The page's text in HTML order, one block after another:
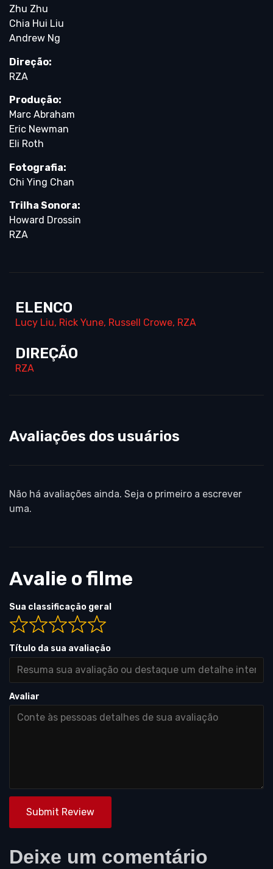
Zhu Zhu
Chia Hui Liu
Andrew Ng
Direção:
RZA
Produção:
Marc Abraham
Eric Newman
Eli Roth
Fotografia:
Chi Ying Chan
Trilha Sonora:
Howard Drossin
RZA
ELENCO
Lucy Liu, Rick Yune, Russell Crowe, RZA
DIREÇÃO
RZA
Avaliações dos usuários
Não há avaliações ainda. Seja o primeiro a escrever
uma.
Avalie o filme
Sua classificação geral
Título da sua avaliação
Avaliar
Submit Review
Deixe um comentário